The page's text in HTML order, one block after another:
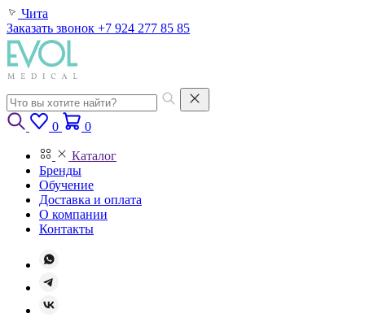
Чита
Заказать звонок +7 924 277 85 85
0 0
Каталог
Бренды
Обучение
Доставка и оплата
О компании
Контакты